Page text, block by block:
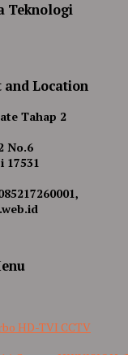
Teknologi
and Location
Tahap 2
No.6
17531
HD-TVI CCTV